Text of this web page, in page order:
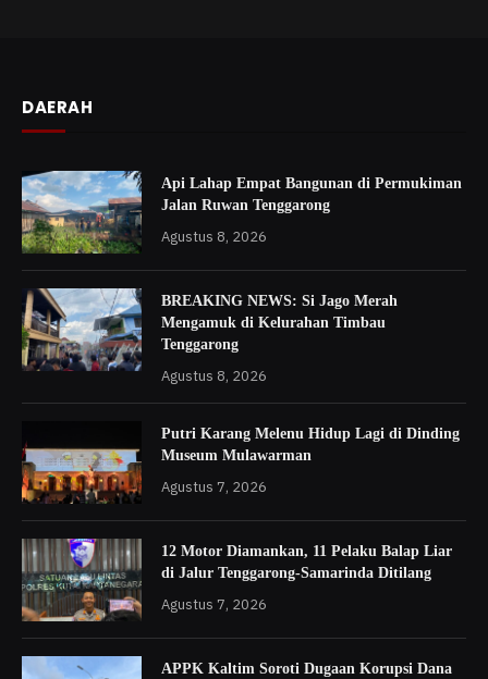
DAERAH
Api Lahap Empat Bangunan di Permukiman
Jalan Ruwan Tenggarong
Agustus 8, 2026
BREAKING NEWS: Si Jago Merah
Mengamuk di Kelurahan Timbau
Tenggarong
Agustus 8, 2026
Putri Karang Melenu Hidup Lagi di Dinding
Museum Mulawarman
Agustus 7, 2026
12 Motor Diamankan, 11 Pelaku Balap Liar
di Jalur Tenggarong-Samarinda Ditilang
Agustus 7, 2026
APPK Kaltim Soroti Dugaan Korupsi Dana